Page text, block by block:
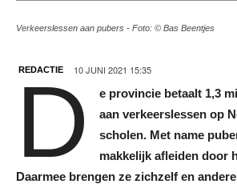
Verkeerslessen aan pubers - Foto: © Bas Beentjes
REDACTIE 10 JUNI 2021 15:35
D
e provincie betaalt 1,3
aan verkeerslessen op
scholen. Met name
makkelijk afleiden door
Daarmee brengen ze zichzelf en andere